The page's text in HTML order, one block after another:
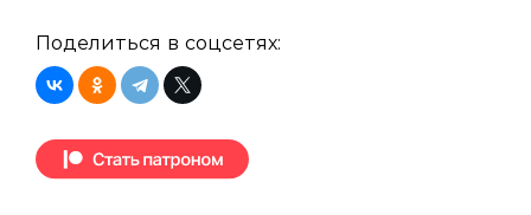
Поделиться в соцсетях: